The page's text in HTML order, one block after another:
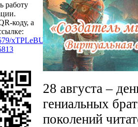
работу
коду, а
xTPLeBU7/?
28 августа –
гениальных
поколений